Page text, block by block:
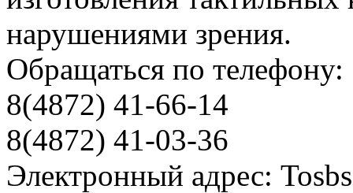
нарушениями зрения.
Обращаться по телефону:
8(4872) 41-66-14
8(4872) 41-03-36
Электронный адрес: